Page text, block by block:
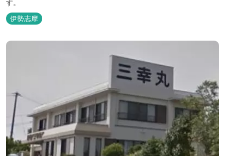
す。
伊勢志摩